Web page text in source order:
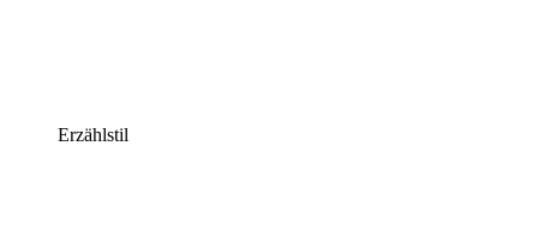
Erzählstil